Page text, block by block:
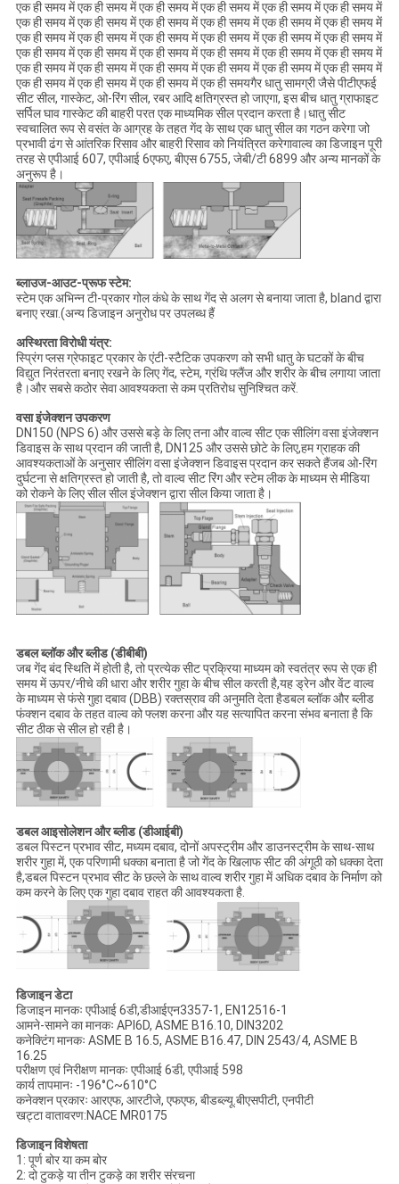
एक ही समय में एक ही समय में एक ही समय में एक ही समय में एक ही समय में एक ही समय में
एक ही समय में एक ही समय में एक ही समय में एक ही समय में एक ही समय में एक ही समय में
एक ही समय में एक ही समय में एक ही समय में एक ही समय में एक ही समय में एक ही समय में
एक ही समय में एक ही समय में एक ही समय में एक ही समय में एक ही समय में एक ही समय में
एक ही समय में एक ही समय में एक ही समय में एक ही समय में एक ही समय में एक ही समय में
एक ही समय में एक ही समय में एक ही समय में एक ही समयगैर धातु सामग्री जैसे पीटीएफई
सीट सील, गास्केट, ओ-रिंग सील, रबर आदि क्षतिग्रस्त हो जाएगा, इस बीच धातु ग्राफाइट
सर्पिल घाव गास्केट की बाहरी परत एक माध्यमिक सील प्रदान करता है।धातु सीट
स्वचालित रूप से वसंत के आग्रह के तहत गेंद के साथ एक धातु सील का गठन करेगा जो
प्रभावी ढंग से आंतरिक रिसाव और बाहरी रिसाव को नियंत्रित करेगावाल्व का डिजाइन पूरी
तरह से एपीआई 607, एपीआई 6एफए, बीएस 6755, जेबी/टी 6899 और अन्य मानकों के
अनुरूप है।
ब्लाउज-आउट-प्रूफ स्टेम:
स्टेम एक अभिन्न टी-प्रकार गोल कंधे के साथ गेंद से अलग से बनाया जाता है, bland द्वारा
बनाए रखा.(अन्य डिजाइन अनुरोध पर उपलब्ध हैं
अस्थिरता विरोधी यंत्र:
स्प्रिंग प्लस ग्रेफाइट प्रकार के एंटी-स्टैटिक उपकरण को सभी धातु के घटकों के बीच
विद्युत निरंतरता बनाए रखने के लिए गेंद, स्टेम, ग्रंथि फ्लैंज और शरीर के बीच लगाया जाता
है।और सबसे कठोर सेवा आवश्यकता से कम प्रतिरोध सुनिश्चित करें.
वसा इंजेक्शन उपकरण
DN150 (NPS 6) और उससे बड़े के लिए तना और वाल्व सीट एक सीलिंग वसा इंजेक्शन
डिवाइस के साथ प्रदान की जाती है, DN125 और उससे छोटे के लिए,हम ग्राहक की
आवश्यकताओं के अनुसार सीलिंग वसा इंजेक्शन डिवाइस प्रदान कर सकते हैंजब ओ-रिंग
दुर्घटना से क्षतिग्रस्त हो जाती है, तो वाल्व सीट रिंग और स्टेम लीक के माध्यम से मीडिया
को रोकने के लिए सील सील इंजेक्शन द्वारा सील किया जाता है।
डबल ब्लॉक और ब्लीड (डीबीबी)
जब गेंद बंद स्थिति में होती है, तो प्रत्येक सीट प्रक्रिया माध्यम को स्वतंत्र रूप से एक ही
समय में ऊपर/नीचे की धारा और शरीर गुहा के बीच सील करती है,यह ड्रेन और वेंट वाल्व
के माध्यम से फंसे गुहा दबाव (DBB) रक्तस्राव की अनुमति देता हैडबल ब्लॉक और ब्लीड
फंक्शन दबाव के तहत वाल्व को फ्लश करना और यह सत्यापित करना संभव बनाता है कि
सीट ठीक से सील हो रही है।
डबल आइसोलेशन और ब्लीड (डीआईबी)
डबल पिस्टन प्रभाव सीट, मध्यम दबाव, दोनों अपस्ट्रीम और डाउनस्ट्रीम के साथ-साथ
शरीर गुहा में, एक परिणामी धक्का बनाता है जो गेंद के खिलाफ सीट की अंगूठी को धक्का देता
है,डबल पिस्टन प्रभाव सीट के छल्ले के साथ वाल्व शरीर गुहा में अधिक दबाव के निर्माण को
कम करने के लिए एक गुहा दबाव राहत की आवश्यकता है.
डिजाइन डेटा
डिजाइन मानकः एपीआई 6डी,डीआईएन3357-1, EN12516-1
आमने-सामने का मानकः API6D, ASME B16.10, DIN3202
कनेक्टिंग मानकः ASME B 16.5, ASME B16.47, DIN 2543/4, ASME B
16.25
परीक्षण एवं निरीक्षण मानकः एपीआई 6डी, एपीआई 598
कार्य तापमानः -196°C~610°C
कनेक्शन प्रकारः आरएफ, आरटीजे, एफएफ, बीडब्ल्यू.बीएसपीटी, एनपीटी
खट्टा वातावरण:NACE MR0175
डिजाइन विशेषता
1: पूर्ण बोर या कम बोर
2: दो टुकड़े या तीन टुकड़े का शरीर संरचना